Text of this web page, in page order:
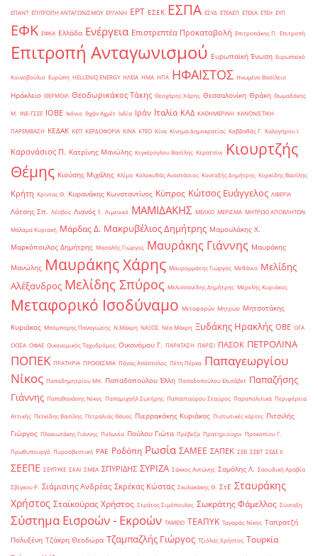
ΕΠΑΝΤ ΕΠΙΤΡΟΠΗ ΑΝΤΑΓΩΝΙΣΜΟΥ ΕΡΓΑΝΗ ΕΡΤ ΕΣΕΚ ΕΣΠΑ ΕΣΥΔ ΕΤΕΑΕΠ ΕΤΕΚΑ ΕΤΕπ ΕΥΠ
ΕΦΚ ΕΦΚΑ Ελλάδα Ενέργεια Επιστρεπτέα Προκαταβολή Επιτροπάκης Π. Επιτροπή
Επιτροπή Ανταγωνισμού Ευρωπαϊκή Ένωση Ευρωπαϊκό
Κοινοβούλιο Ευρώπη ΗELLENiQ ENERGY ΗΛΕΙΑ ΗΜΑ ΗΠΑ ΗΦΑΙΣΤΟΣ Ηνωμένο Βασίλειο
Ηράκλειο ΘΕΡΜΟΙΛ Θεοδωρικάκος Τάκης Θεοχάρης Χάρης Θεσσαλονίκη Θράκη Θωμαδάκης
Μ. ΙΝΕ-ΓΣΕΕ ΙΟΒΕ Ικόνιο Ιλχάν Αχμέτ Ινδία Ιράν Ιταλία ΚΑΔ ΚΑΘΗΜΕΡΙΝΗ ΚΑΝΟΝΙΣΤΙΚΗ
ΠΑΡΕΜΒΑΣΗ ΚΕΔΑΚ ΚΕΠ ΚΕΡΔΟΦΟΡΙΑ ΚΙΝΑ ΚΤΕΟ Κίνα Κίνημα Δημοκρατίας Καββαθάς Γ. Καλογήρου Ι.
Καρανάσιος Π. Κατρίνης Μανώλης Κεγκέρογλου Βασίλης Κερατσίνι
Κιουρτζής
Θέμης Κιούσης Μιχάλης Κλίμα Κολοκυθάς Αναστάσιος Κονταξής Δημήτρης Κορκίδης Βασίλης
Κρήτη Κρίντας Θ. Κυρανάκης Κωνσταντίνος Κύπρος Κώτσος Ευάγγελος ΛΙΒΕΡΙΑ
Λάτσης Σπ. Λέσβος Λιανός Ι. Λιμενικό ΜΑΜΙΔΑΚΗΣ ΜΕΛΚΟ ΜΕΡΙΣΜΑ ΜΗΤΡΩΟ ΑΠΟΒΛΗΤΩΝ
Μάλαμα Κυριακή Μάρδας Δ. Μακρυβέλιος Δημήτρης Μαμουλάκης Χ.
Μαρκόπουλος Δημήτρης Μασαλής Γιώργος Μαυράκης Γιάννης Μαυράκης
Μανώλης Μαυράκης Χάρης Μαυρομμάτης Γιώργος Μεθάνιο Μελίδης
Αλέξανδρος Μελίδης Σπύρος Μελισσανίδης Δημήτρης Μερελής Κυριάκος
Μεταφορικό Ισοδύναμο Μεταφορών Μητρώο Μητσοτάκης
Κυριάκος Μπόμπορης Παναγιώτης Ν.Μάκρη ΝΑΞΟΣ Νέα Μάκρη Ξυδάκης Ηρακλής ΟΒΕ ΟΓΑ
ΟΟΣΑ ΟΦΑΕ Οικονομικός Ταχυδρόμος Οικονόμου Γ. ΠΑΡΑΤΑΣΗ ΠΑΡΙΣΙ ΠΑΣΟΚ ΠΕΤΡΟΛΙΝΑ
ΠΟΠΕΚ ΠΡΑΤΗΡΙΑ ΠΡΟΘΕΣΜΙΑ Πάνας Απόστολος Πέτη Πέρκα Παπαγεωργίου
Νίκος Παπαδημητρίου Μπ. Παπαδοπούλου Έλλη Παπαδοπούλου Ελισάβετ Παπαζήσης
Γιάννης Παπαθανάσης Νίκος Παπαμιχαήλ Σωτήρης Παπασταύρου Σταύρος Παραπολιτικά Περιφέρεια
Αττικής Πετκίδης Βασίλης Πετραλιάς Θάνος Πιερρακάκης Κυριάκος Πιστωτικές κάρτες Πιτσιλής
Γιώργος Πλακιωτάκης Γιάννης Πολωνία Πούλου Γιώτα Πρέβεζα Πρατηριούχοι Προκοπίου Γ.
Πρωθυπουργό Πυροσβεστική ΡΑΕ Ροδόπη Ρωσία ΣΑΜΕΕ ΣΑΠΕΚ ΣΕΒ ΣΕΒΤ ΣΕΔΕ ΙΙ
ΣΕΕΠΕ ΣΕΥΠΥΚΕ ΣΚΑΙ ΣΜΕΑ ΣΠΥΡΙΔΗΣ ΣΥΡΙΖΑ Σάκκος Αντώνης Σαμόλης Λ. Σαουδική Αραβία
Σβίγκου Ρ. Σιάμισιης Ανδρέας Σκρέκας Κώστας Σκυλακάκης Θ. ΣτΕ Σταυράκης
Χρήστος Σταϊκούρας Χρήστος Στράτος Σιμόπουλος Σωκράτης Φάμελλος Σύνταξη
Σύστημα Εισροών - Εκροών ΤΑΜΕΙΟ ΤΕΑΠΥΚ Ταγαράς Νίκος Ταπρατζή
Πολυξένη Τζάκρη Θεοδώρα Τζαμπαζλής Γιώργος Τζιόλας Χρήστος Τουρκία